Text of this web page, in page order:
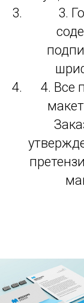
3.
4. Все